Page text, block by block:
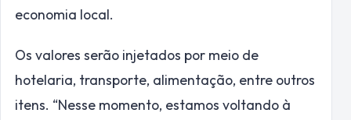
economia local.
Os valores serão injetados por meio de
hotelaria, transporte, alimentação, entre outros
itens. “Nesse momento, estamos voltando à